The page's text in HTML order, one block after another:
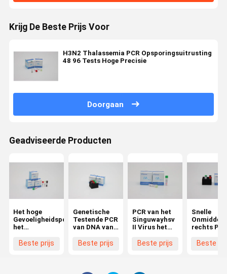
Krijg De Beste Prijs Voor
H3N2 Thalassemia PCR Opsporingsuitrusting
48 96 Tests Hoge Precisie
Doorgaan
Geadviseerde Producten
Het hoge
Gevoeligheidspcr
het
van
Beste prijs
Genetische
Testende PCR
van DNA van
Hondsdolheidsvirus
Beste prijs
PCR van het
Singuwayhsv
II Virus het
Opsporingskit
Beste prijs
Snelle
rechts
FluB Test
Beste